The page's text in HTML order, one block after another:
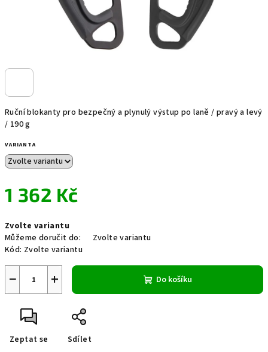
Ruční blokanty pro bezpečný a plynulý výstup po laně / pravý a levý
/ 190 g
VARIANTA
1 362 Kč
cena:
Zvolte variantu
Můžeme doručit do:
Zvolte variantu
Kód: Zvolte variantu
+
− Do košíku
Zeptat se Sdílet